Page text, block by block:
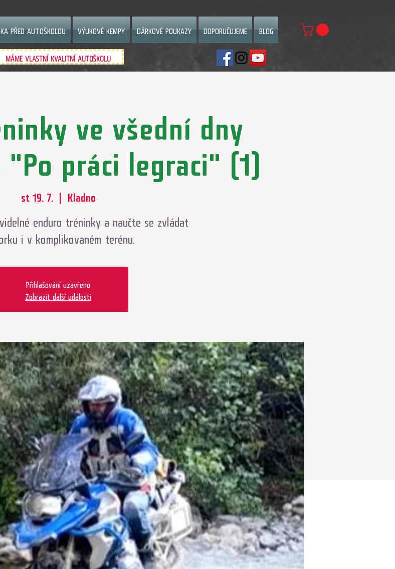
PŘED AUTOŠKOLOU VÝUKOVÉ KEMPY DÁRKOVÉ POUKAZY DOPORUČUJEME
BLOG
MÁME VLASTNÍ KVALITNÍ AUTOŠKOLU
ve všední dny
práci legraci" (1)
st 19. 7.
  |
Kladno
enduro tréninky a naučte se zvládat
i v komplikovaném terénu.
Přihlašování uzavřeno
Zobrazit další události